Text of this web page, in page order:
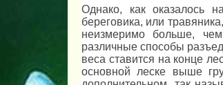
Однако, как оказалось
береговика, или
неизмеримо больше,
различные способы
веса ставится на конце
основной леске выше